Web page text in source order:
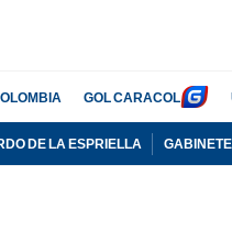
GOL CARACOL
DE LA ESPRIELLA GABINETE